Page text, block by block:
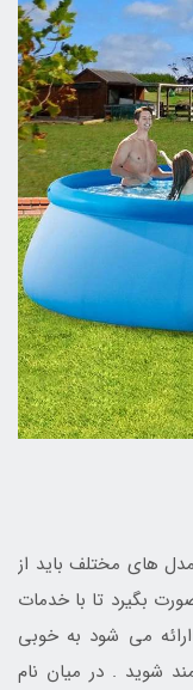
های مختلف باید از
بگیرد تا با خدمات
می شود به خوبی
شوید . در میان نام